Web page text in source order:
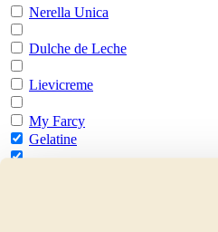
Nerella Unica
Dulche de Leche
Lievicreme
My Farcy
Gelatine